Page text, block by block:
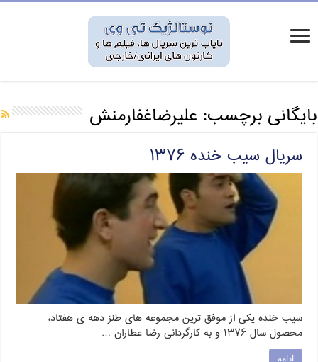
بایگانی برچسب: علیرضاغفارمنش
سریال سیب خنده ۱۳۷۶
سیب خنده یکی از موفق ترین مجموعه های طنز دهه ی هفتاد،
محصول سال ۱۳۷۶ و به کارگردانی رضا عطاران …
ادامه